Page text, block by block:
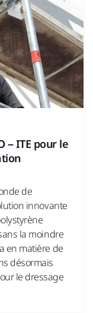
– ITE pour le
de
innovante
la moindre
en matière de
désormais
le dressage